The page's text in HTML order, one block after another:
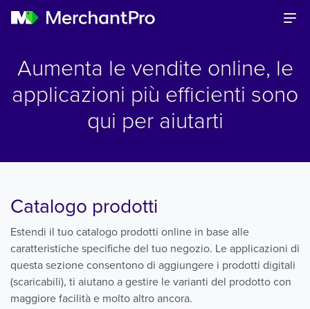
Aumenta le vendite online, le
applicazioni più efficienti sono
qui per aiutarti
Catalogo prodotti
Estendi il tuo catalogo prodotti online in base alle
caratteristiche specifiche del tuo negozio. Le applicazioni di
questa sezione consentono di aggiungere i prodotti digitali
(scaricabili), ti aiutano a gestire le varianti del prodotto con
maggiore facilità e molto altro ancora.